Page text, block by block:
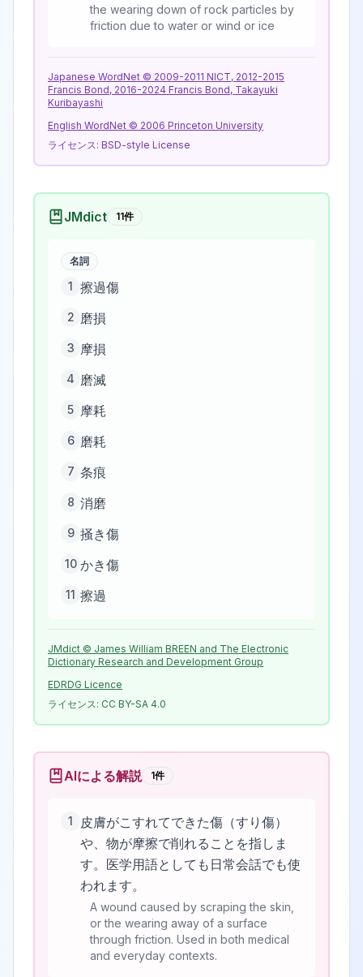
the wearing down of rock particles by
friction due to water or wind or ice
Japanese WordNet © 2009-2011 NICT, 2012-2015
Francis Bond, 2016-2024 Francis Bond, Takayuki
Kuribayashi
English WordNet © 2006 Princeton University
ライセンス: BSD-style License
JMdict 11件
名詞
1 擦過傷
2 磨損
3 摩損
4 磨滅
5 摩耗
6 磨耗
7 条痕
8 消磨
9 掻き傷
10 かき傷
11 擦過
JMdict © James William BREEN and The Electronic
Dictionary Research and Development Group
EDRDG Licence
ライセンス: CC BY-SA 4.0
AIによる解説 1件
1
皮膚がこすれてできた傷（すり傷）
や、物が摩擦で削れることを指しま
す。医学用語としても日常会話でも使
われます。
A wound caused by scraping the skin,
or the wearing away of a surface
through friction. Used in both medical
and everyday contexts.